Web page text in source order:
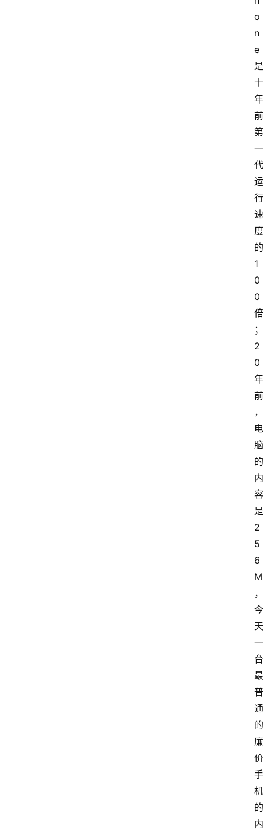
o
n
e
是
十
年
前
第
一
代
运
行
速
度
的
1
0
0
倍
；
2
0
年
前
，
电
脑
的
内
容
是
2
5
6
M
，
今
天
一
台
最
普
通
的
廉
价
手
机
的
内